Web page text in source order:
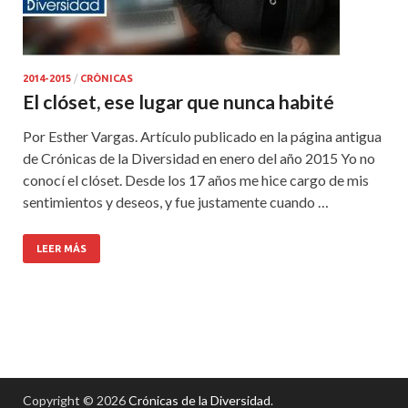
2014-2015 / CRÓNICAS
El clóset, ese lugar que nunca habité
Por Esther Vargas. Artículo publicado en la página antigua
de Crónicas de la Diversidad en enero del año 2015 Yo no
conocí el clóset. Desde los 17 años me hice cargo de mis
sentimientos y deseos, y fue justamente cuando …
LEER MÁS
Copyright © 2026Crónicas de la Diversidad.